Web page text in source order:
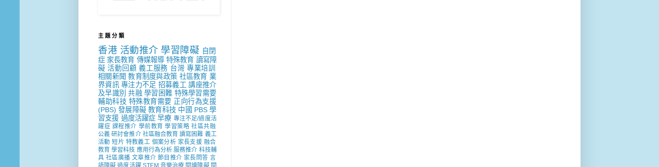
主 題 分 類
香港 活動推介 學習障礙 自閉
症 家長教育 傳媒報導 特殊教育 讀寫障
礙 活動回顧 義工服務 台灣 專業培訓
相關新聞 教育制度與政策 社區教育 業
界資訊 專注力不足 招募義工 講座推介
及早識別 共融 學習困難 特殊學習需要
輔助科技 特殊教育需要 正向行為支援
(PBS) 發展障礙 教育科技 中國 PBS 學
習支援 過度活躍症 早療 專注不足/過度活
躍症 課程推介 學前教育 學習策略 社區共融
公義 研討會推介 社區融合教育 讀寫困難 義工
活動 短片 特教義工 個案分析 家長支援 融合
教育 學習科技 應用行為分析 服務推介 科技輔
具 社區廣播 文章推介 節目推介 家長問答 言
語障礙 過度活躍 STEM 音樂治療 閱讀障礙 閱